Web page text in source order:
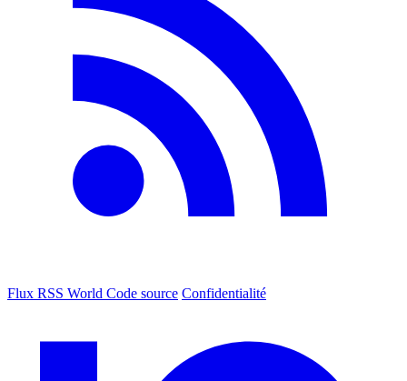
Flux RSS World Code source Confidentialité